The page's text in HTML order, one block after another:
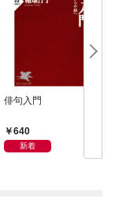
俳句入門
640
新着